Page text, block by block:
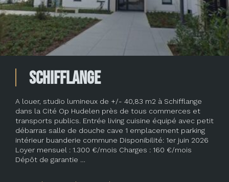
Schifflange
A louer, studio lumineux de +/- 40,83 m2 à Schifflange
dans la Cité Op Hudelen près de tous commerces et
transports publics. Entrée living cuisine équipé avec petit
débarras salle de douche cave 1 emplacement parking
intérieur buanderie commune Disponibilité: 1er juin 2026
Loyer mensuel : 1.300 €/mois Charges : 160 €/mois
Dépôt de garantie …